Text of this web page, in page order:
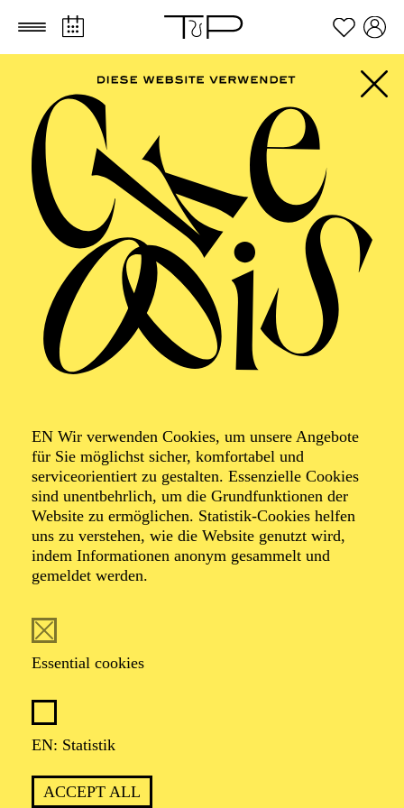
Zum Hauptinhalt springen Zum Footer springen
EN Wir verwenden Cookies, um unsere Angebote
für Sie möglichst sicher, komfortabel und
serviceorientiert zu gestalten. Essenzielle Cookies
sind unentbehrlich, um die Grundfunktionen der
Website zu ermöglichen. Statistik-Cookies helfen
uns zu verstehen, wie die Website genutzt wird,
indem Informationen anonym gesammelt und
gemeldet werden.
Essential cookies
EN: Statistik
ACCEPT ALL
FILTER
NOVEMBER 2026
PHILHARMONIE ESSEN
Sunday
01.11.2026
10:00 - 15:00
Festsaal
NOW! "SILKROAD KIDS"
Für Kinder von 8 bis 14 Jahren
PHILHARMONIE ESSEN
Sunday
11:00 - 11:45
KINDERKONZERT
AKKORDEON ZUM
ANFASSEN
Für Kinder von 4 bis 6 Jahren